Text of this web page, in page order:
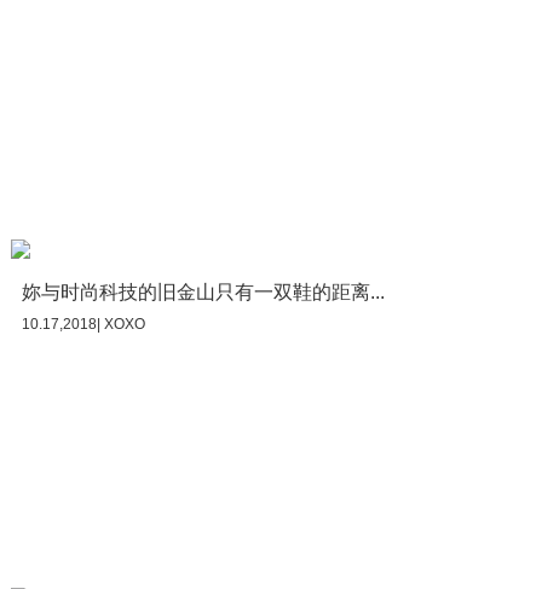
妳与时尚科技的旧金山只有一双鞋的距离...
10.17,2018| XOXO